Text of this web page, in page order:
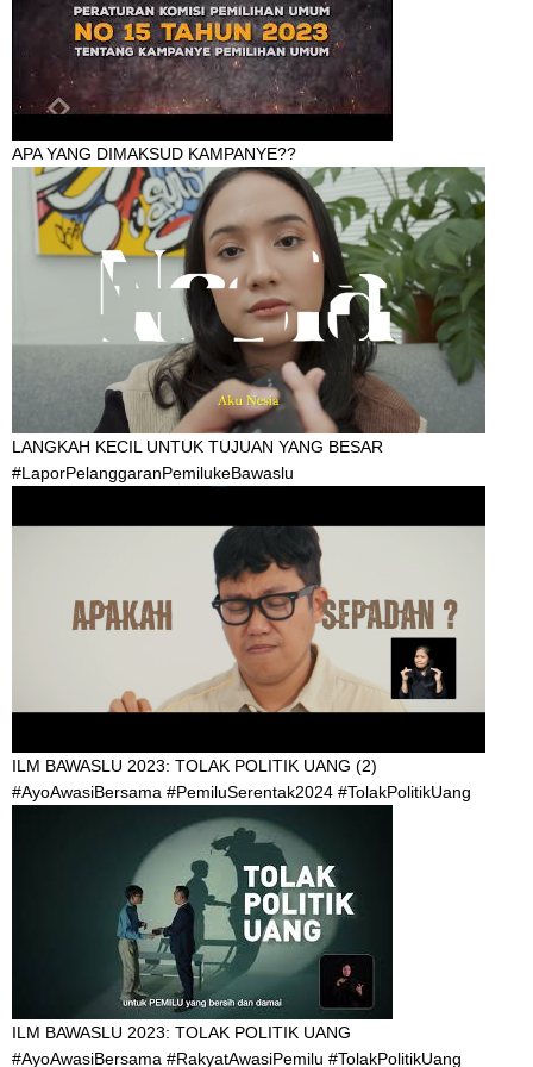
APA YANG DIMAKSUD KAMPANYE??
LANGKAH KECIL UNTUK TUJUAN YANG BESAR
#LaporPelanggaranPemilukeBawaslu
ILM BAWASLU 2023: TOLAK POLITIK UANG (2)
#AyoAwasiBersama #PemiluSerentak2024 #TolakPolitikUang
ILM BAWASLU 2023: TOLAK POLITIK UANG
#AyoAwasiBersama #RakyatAwasiPemilu #TolakPolitikUang